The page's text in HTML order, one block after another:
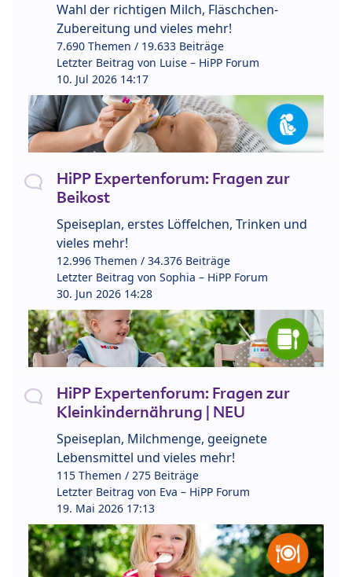
Wahl der richtigen Milch, Fläschchen-
Zubereitung und vieles mehr!
7.690 Themen / 19.633 Beiträge
Letzter Beitrag von Luise – HiPP Forum
10. Jul 2026 14:17
HiPP Expertenforum: Fragen zur
Beikost
Speiseplan, erstes Löffelchen, Trinken und
vieles mehr!
12.996 Themen / 34.376 Beiträge
Letzter Beitrag von Sophia – HiPP Forum
30. Jun 2026 14:28
HiPP Expertenforum: Fragen zur
Kleinkindernährung | NEU
Speiseplan, Milchmenge, geeignete
Lebensmittel und vieles mehr!
115 Themen / 275 Beiträge
Letzter Beitrag von Eva – HiPP Forum
19. Mai 2026 17:13